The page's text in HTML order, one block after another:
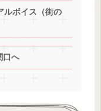
ルボイス（街の
口へ